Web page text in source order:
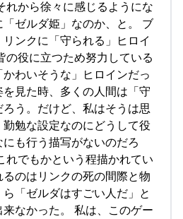
れから徐々に感じるようにな
ゼルダ姫」なのか、と。 ブ
ンクに「守られる」ヒロイ
の役に立つため努力している
わいそうな」ヒロインだっ
見た時、多くの人間は「守
う。だけど、私はそうは思
勉な設定なのにどうして役
も行う描写がないのだろ
れでもかという程描かれてい
のはリンクの死の間際と物
「ゼルダはすごい人だ」と
なかった。 私は、このゲー